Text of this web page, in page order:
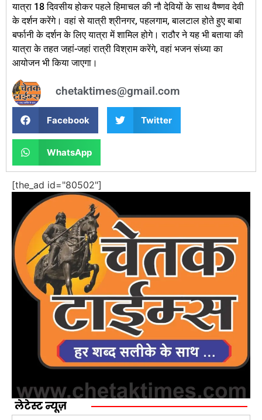
यात्रा 18 दिवसीय होकर पहले हिमाचल की नौ देवियों के साथ वैष्णव देवी
के दर्शन करेंगे। वहां से यात्री श्रीनगर, पहलगाम, बालटाल होते हुए बाबा
बर्फानी के दर्शन के लिए यात्रा में शामिल होगे। राठौर ने यह भी बताया की
यात्रा के तहत जहां-जहां रात्री विश्राम करेंगे, वहां भजन संध्या का
आयोजन भी किया जाएगा।
chetaktimes@gmail.com
Facebook Twitter
WhatsApp
[the_ad id="80502"]
लेटेस्ट न्यूज़